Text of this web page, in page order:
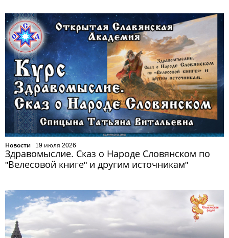
Новости 19 июля 2026
Здравомыслие. Сказ о Народе Словянском по
"Велесовой книге" и другим источникам"